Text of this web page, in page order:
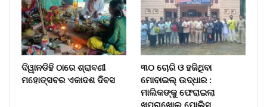
ଦିୱାନଡିହି ଠାରେ ଶ୍ରାବଣୀ
ମହୋତ୍ସବର ଏକାଦଶ ଦିବସ
୩୦ ଚୋରି ଓ ହଜିଥିବା
ମୋବାଇଲ୍‌ ଉଦ୍ଧାର :
ମାଲିକଙ୍କୁ ଫେରାଇଲା